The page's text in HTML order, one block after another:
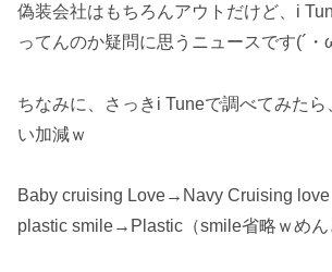
偽装会社はもちろんアウトだけど、i
ってんのか疑問に思うニュースです(´
ちなみに、さっきi Tuneで調べてみた
い加減ｗ
Baby cruising Love→Navy Cruising love
plastic smile→Plastic（smile省略ｗめん